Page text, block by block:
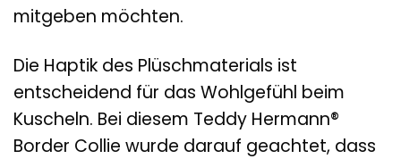
mitgeben möchten.
Die Haptik des Plüschmaterials ist
entscheidend für das Wohlgefühl beim
Kuscheln. Bei diesem Teddy Hermann®
Border Collie wurde darauf geachtet, dass